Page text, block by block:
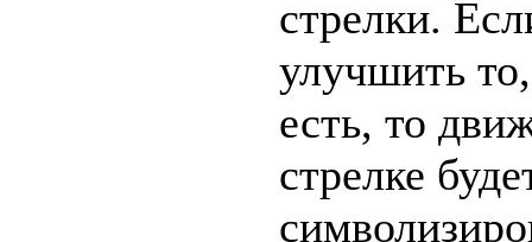
стрелки.
улучшить
есть, то
стрелке